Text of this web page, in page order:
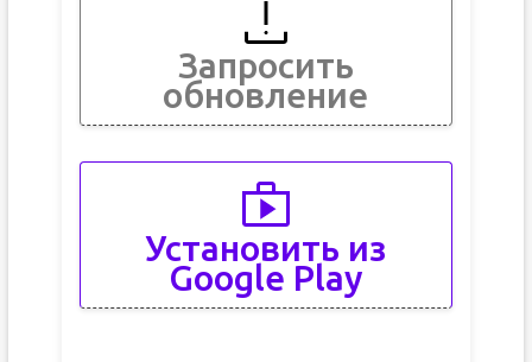
Запросить
обновление
Установить из
Google Play